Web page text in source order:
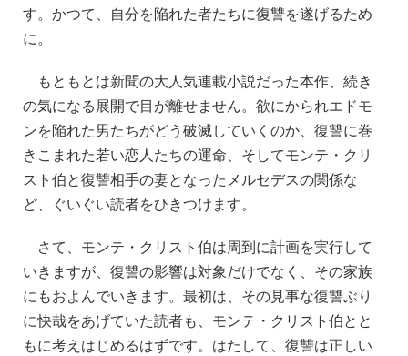
す。かつて、自分を陥れた者たちに復讐を遂げるため
に。
もともとは新聞の大人気連載小説だった本作、続き
の気になる展開で目が離せません。欲にかられエドモ
ンを陥れた男たちがどう破滅していくのか、復讐に巻
きこまれた若い恋人たちの運命、そしてモンテ・クリ
スト伯と復讐相手の妻となったメルセデスの関係な
ど、ぐいぐい読者をひきつけます。
さて、モンテ・クリスト伯は周到に計画を実行して
いきますが、復讐の影響は対象だけでなく、その家族
にもおよんでいきます。最初は、その見事な復讐ぶり
に快哉をあげていた読者も、モンテ・クリスト伯とと
もに考えはじめるはずです。はたして、復讐は正しい